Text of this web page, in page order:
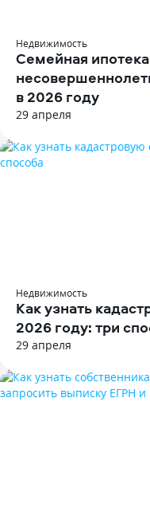
Недвижимость
Семейная
в 2026 году
29 апреля
Недвижимость
Как узнать
2026 году: три
29 апреля